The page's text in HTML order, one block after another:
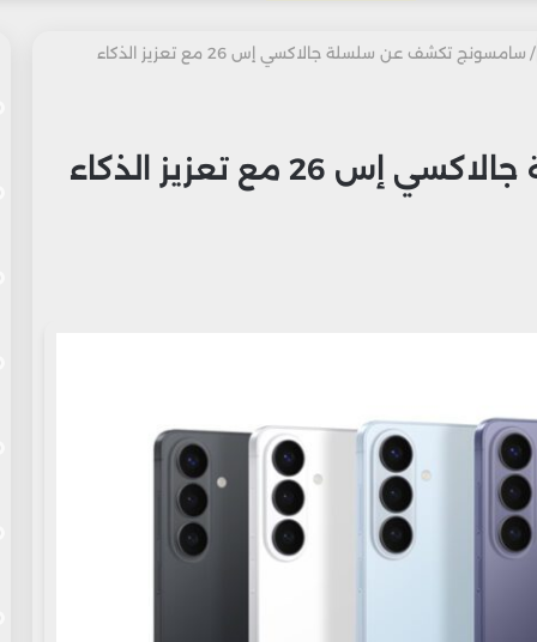
/ سامسونج تكشف عن سلسلة جالاكسي إس 26 مع تعزيز الذكاء
سامسونج تكشف عن سلسلة جالاكسي إس 26 مع تعزيز الذكاء